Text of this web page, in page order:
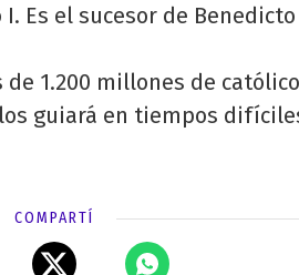
Es el sucesor de Benedicto
1.200 millones de
guiará en tiempos
COMPARTÍ